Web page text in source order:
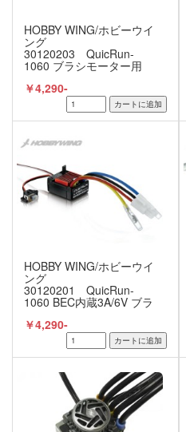
HOBBY WING/ホビーウイ
ング
30120203 QuicRun-
1060 ブラシモーター用
ESC BEC内蔵3A/6V T-
PLUG 【1/10用】
￥4,290-
HOBBY WING/ホビーウイ
ング
30120201 QuicRun-
1060 BEC内蔵3A/6V ブラ
用】
￥4,290-